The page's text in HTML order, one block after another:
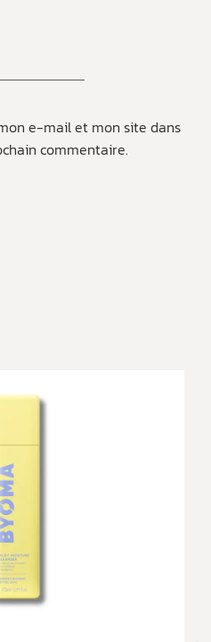
e-mail et mon site dans
commentaire.